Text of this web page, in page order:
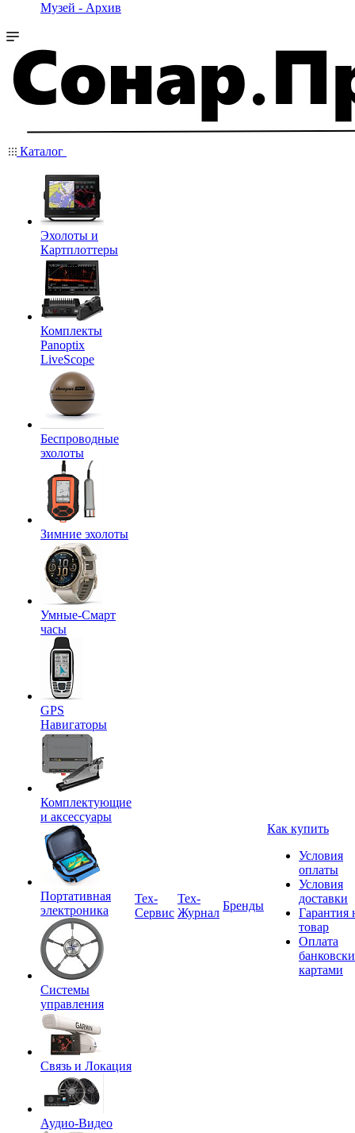
Музей - Архив
Каталог
Эхолоты и
Картплоттеры
Комплекты
Panoptix
LiveScope
Беспроводные
эхолоты
Зимние эхолоты
Умные-Смарт
часы
GPS
Навигаторы
Комплектующие
и аксессуары
Портативная
электроника
Системы
управления
Связь и Локация
Аудио-Видео
Tex-
Сервис
Тех-
Журнал
Бренды
Как купить
Условия
оплаты
Условия
доставки
Гарантия
товар
Оплата
картами